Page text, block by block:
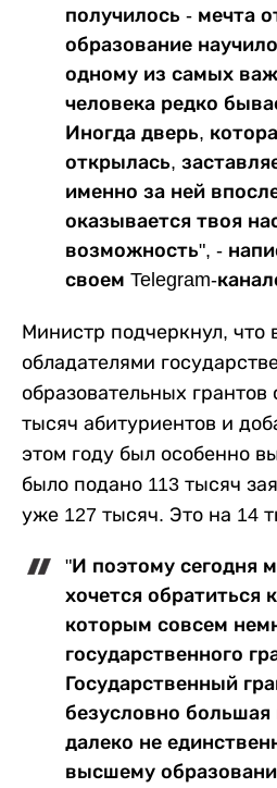
получилось - мечта
образование
одному из самых
человека редко
Иногда дверь,
открылась,
именно за ней
оказывается твоя
возможность", -
своем Telegram-
Министр подчеркнул, что
обладателями
образовательных грантов
тысяч абитуриентов и
этом году был особенно
было подано 113 тысяч
уже 127 тысяч. Это на 14
"И поэтому сегодня
хочется обратиться
которым совсем
государственного
Государственный
безусловно
далеко не
высшему